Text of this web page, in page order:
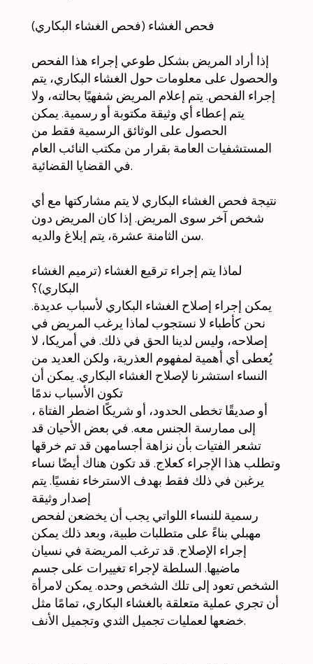
فحص الغشاء (فحص الغشاء البكاري)
إذا أراد المريض بشكل طوعي إجراء هذا الفحص
والحصول على معلومات حول الغشاء البكاري، يتم
إجراء الفحص. يتم إعلام المريض شفهيًا بحالته، ولا
يتم إعطاء أي وثيقة مكتوبة أو رسمية. يمكن
الحصول على الوثائق الرسمية فقط من
المستشفيات العامة بقرار من مكتب النائب العام
في القضايا القضائية.
نتيجة فحص الغشاء البكاري لا يتم مشاركتها مع أي
شخص آخر سوى المريض. إذا كان المريض دون
سن الثامنة عشرة، يتم إبلاغ والديه.
لماذا يتم إجراء ترقيع الغشاء (ترميم الغشاء
البكاري)؟
يمكن إجراء إصلاح الغشاء البكاري لأسباب عديدة.
نحن كأطباء لا نستجوب لماذا يرغب المريض في
إصلاحه، وليس لدينا الحق في ذلك. في أمريكا، لا
يُعطى أي أهمية لمفهوم العذرية، ولكن العديد من
النساء استشرنا لإصلاح الغشاء البكاري. يمكن أن
تكون الأسباب ندمًا
، أو صديقًا تخطى الحدود، أو شريكًا اضطر الفتاة
إلى ممارسة الجنس معه. في بعض الأحيان قد
تشعر الفتيات بأن نزاهة أجسامهن قد تم خرقها
وتطلب هذا الإجراء كعلاج. قد تكون هناك أيضًا نساء
يرغبن في ذلك فقط بهدف الاسترخاء نفسيًا. يتم
إصدار وثيقة
رسمية للنساء اللواتي يجب أن يخضعن لفحص
مهبلي بناءً على متطلبات طبية، وبعد ذلك يمكن
إجراء الإصلاح. قد ترغب المريضة في نسيان
ماضيها. السلطة لإجراء تغييرات على جسم
الشخص تعود إلى تلك الشخص وحده. يمكن لامرأة
أن تجري عملية متعلقة بالغشاء البكاري، تمامًا مثل
خضعها لعمليات تجميل الثدي وتجميل الأنف.